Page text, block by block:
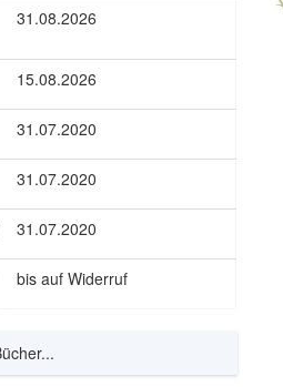
31.08.2026
15.08.2026
31.07.2020
31.07.2020
31.07.2020
bis auf Widerruf